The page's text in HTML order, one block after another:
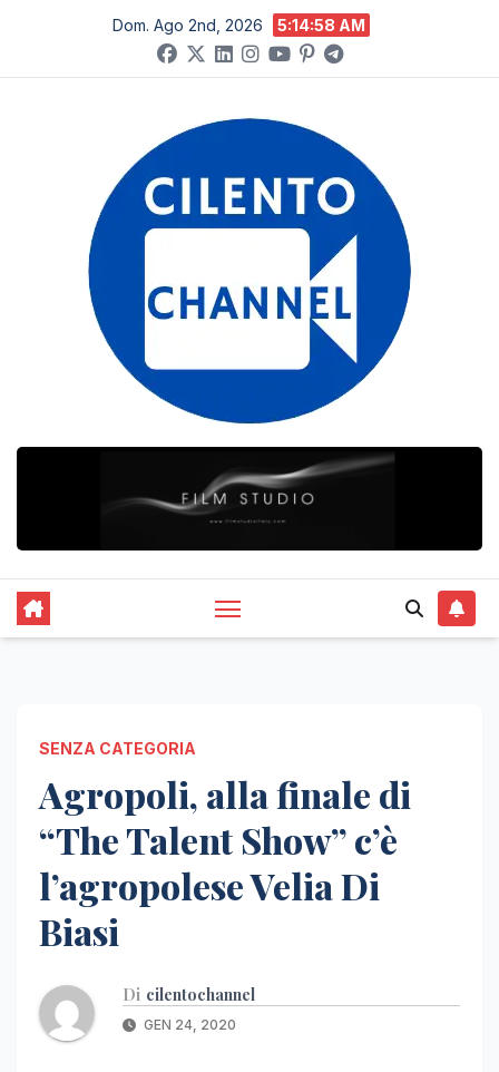
contenuto
Dom. Ago 2nd, 2026 5:14:59 AM
SENZA CATEGORIA
Agropoli, alla finale di
“The Talent Show” c’è
l’agropolese Velia Di
Biasi
Di cilentochannel
GEN 24, 2020